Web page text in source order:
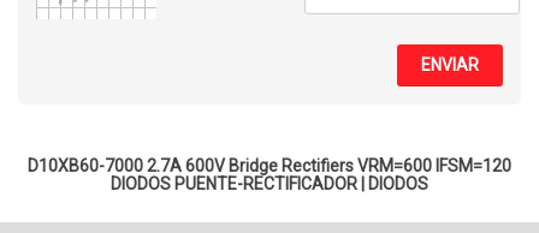
ENVIAR
D10XB60-7000 2.7A 600V Bridge Rectifiers VRM=600 IFSM=120
DIODOS PUENTE-RECTIFICADOR
DIODOS